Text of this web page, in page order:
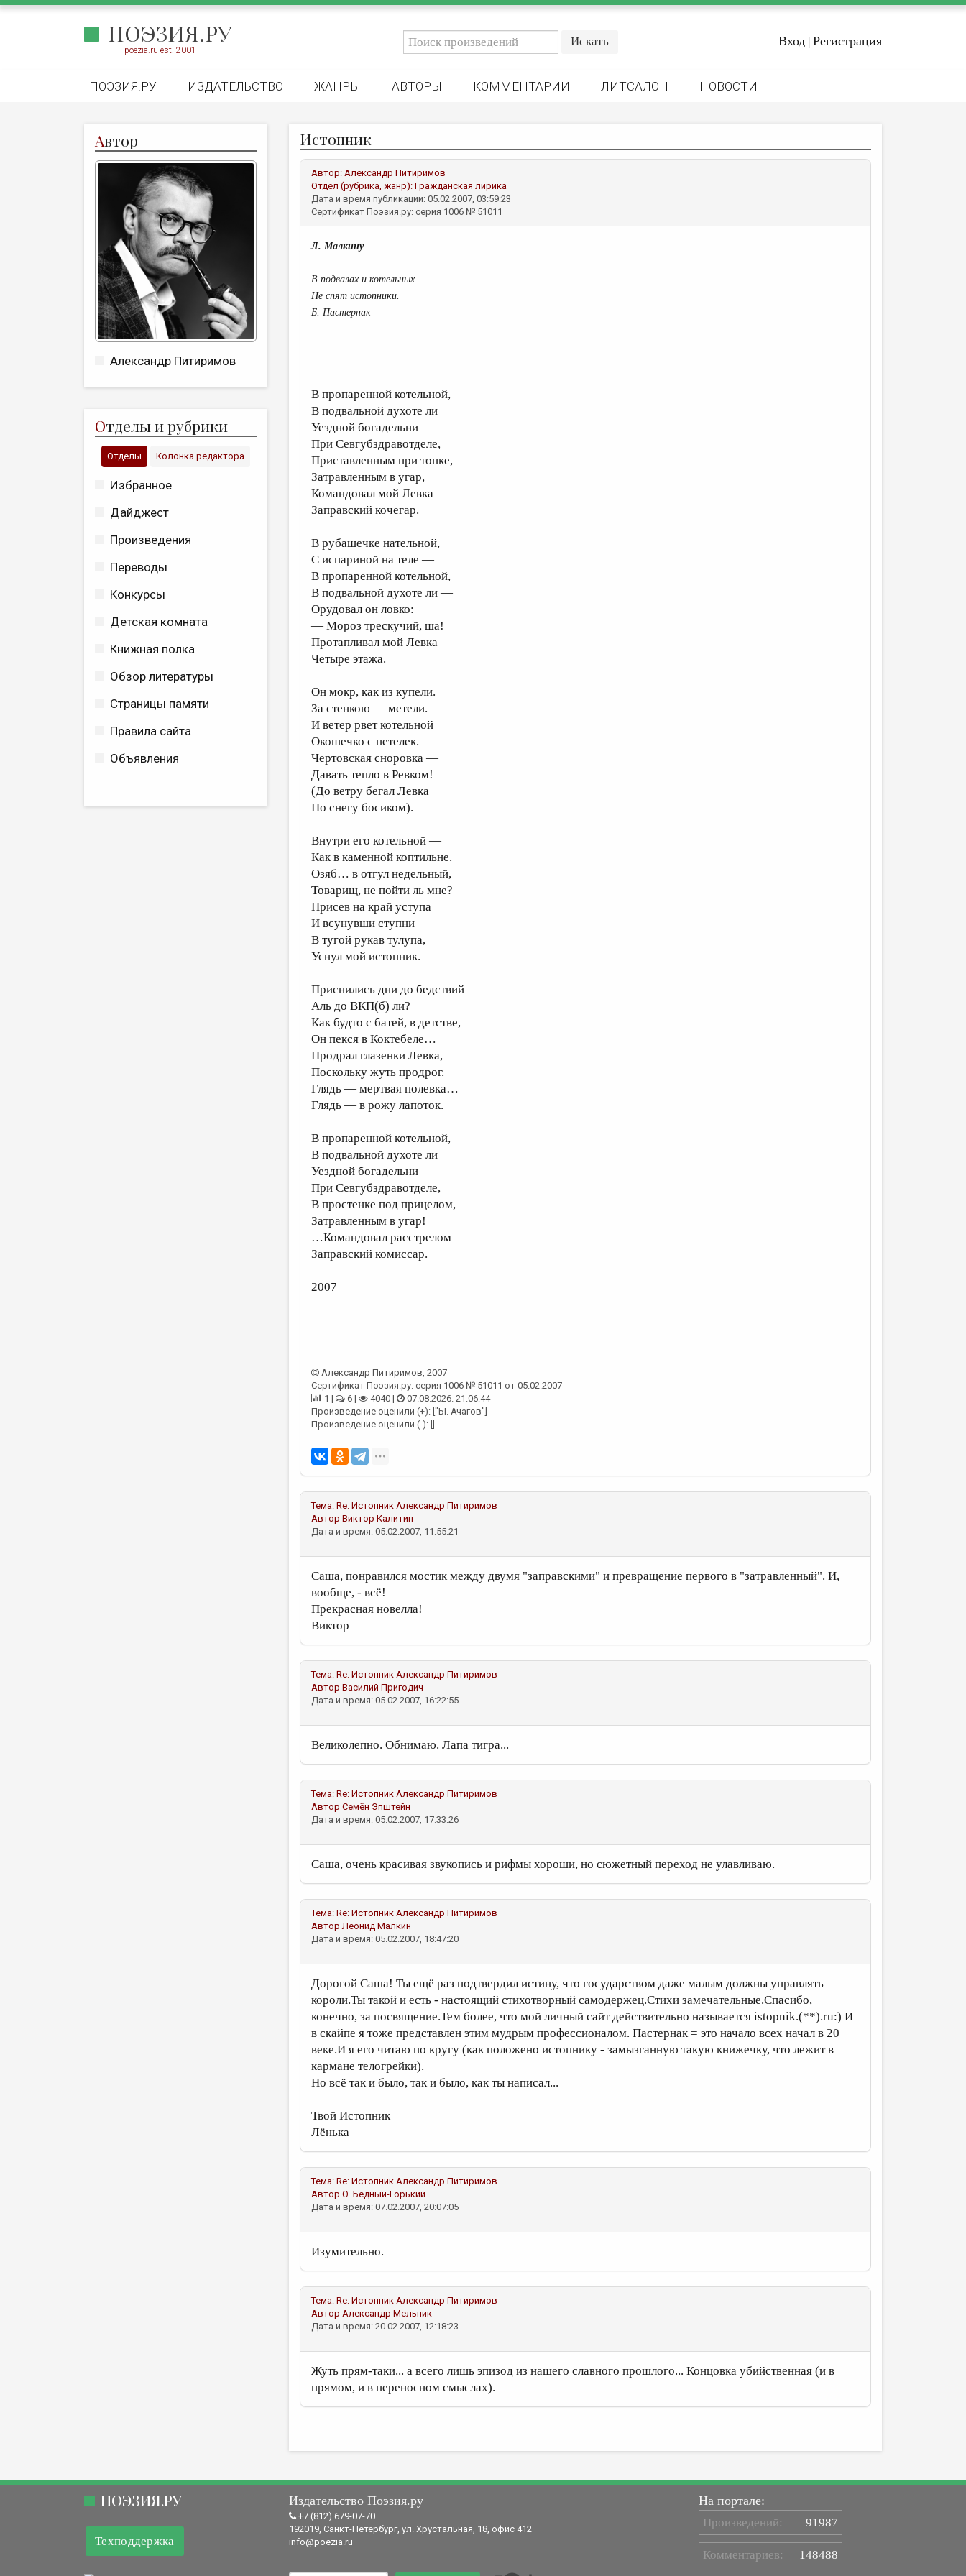
ПОЭЗИЯ.РУ
poezia.ru est. 2001
Вход | Регистрация
ПОЭЗИЯ.РУ ИЗДАТЕЛЬСТВО ЖАНРЫ АВТОРЫ КОММЕНТАРИИ ЛИТСАЛОН НОВОСТИ
Автор
Александр Питиримов
Отделы и рубрики
Отделы Колонка редактора
Избранное
Дайджест
Произведения
Переводы
Конкурсы
Детская комната
Книжная полка
Обзор литературы
Страницы памяти
Правила сайта
Объявления
Истопник
Автор: Александр Питиримов
Отдел (рубрика, жанр): Гражданская лирика
Дата и время публикации: 05.02.2007, 03:59:23
Сертификат Поэзия.ру: серия 1006 № 51011
Л. Малкину
В подвалах и котельных
Не спят истопники.
Б. Пастернак
В пропаренной котельной,
В подвальной духоте ли
Уездной богадельни
При Севгубздравотделе,
Приставленным при топке,
Затравленным в угар,
Командовал мой Левка —
Заправский кочегар.
В рубашечке нательной,
С испариной на теле —
В пропаренной котельной,
В подвальной духоте ли —
Орудовал он ловко:
— Мороз трескучий, ша!
Протапливал мой Левка
Четыре этажа.
Он мокр, как из купели.
За стенкою — метели.
И ветер рвет котельной
Окошечко с петелек.
Чертовская сноровка —
Давать тепло в Ревком!
(До ветру бегал Левка
По снегу босиком).
Внутри его котельной —
Как в каменной коптильне.
Озяб… в отгул недельный,
Товарищ, не пойти ль мне?
Присев на край уступа
И всунувши ступни
В тугой рукав тулупа,
Уснул мой истопник.
Приснились дни до бедствий
Аль до ВКП(б) ли?
Как будто с батей, в детстве,
Он пекся в Коктебеле…
Продрал глазенки Левка,
Поскольку жуть продрог.
Глядь — мертвая полевка…
Глядь — в рожу лапоток.
В пропаренной котельной,
В подвальной духоте ли
Уездной богадельни
При Севгубздравотделе,
В простенке под прицелом,
Затравленным в угар!
…Командовал расстрелом
Заправский комиссар.
2007
Александр Питиримов, 2007
Сертификат Поэзия.ру: серия 1006 № 51011 от 05.02.2007
1 |
6 | 4040 |
07.08.2026. 21:06:44
Произведение оценили (+): ["Ы. Ачагов"]
Произведение оценили (-): []
Тема: Re: Истопник Александр Питиримов
Автор Виктор Калитин
Дата и время: 05.02.2007, 11:55:21
Саша, понравился мостик между двумя "заправскими" и превращение первого в "затравленный". И,
вообще, - всё!
Прекрасная новелла!
Виктор
Тема: Re: Истопник Александр Питиримов
Автор Василий Пригодич
Дата и время: 05.02.2007, 16:22:55
Великолепно. Обнимаю. Лапа тигра...
Тема: Re: Истопник Александр Питиримов
Автор Семён Эпштейн
Дата и время: 05.02.2007, 17:33:26
Саша, очень красивая звукопись и рифмы хороши, но сюжетный переход не улавливаю.
Тема: Re: Истопник Александр Питиримов
АвторЛеонид Малкин
Дата и время: 05.02.2007, 18:47:20
Дорогой Саша! Ты ещё раз подтвердил истину, что государством даже малым должны управлять
короли.Ты такой и есть - настоящий стихотворный самодержец.Стихи замечательные.Спасибо,
конечно, за посвящение.Тем более, что мой личный сайт действительно называется istopnik.(**).ru:) И
в скайпе я тоже представлен этим мудрым профессионалом. Пастернак = это начало всех начал в 20
веке.И я его читаю по кругу (как положено истопнику - замызганную такую книжечку, что лежит в
кармане телогрейки).
Но всё так и было, так и было, как ты написал...
Твой Истопник
Лёнька
Тема: Re: Истопник Александр Питиримов
Автор О. Бедный-Горький
Дата и время: 07.02.2007, 20:07:05
Изумительно.
Тема: Re: Истопник Александр Питиримов
Автор Александр Мельник
Дата и время: 20.02.2007, 12:18:23
Жуть прям-таки... а всего лишь эпизод из нашего славного прошлого... Концовка убийственная (и в
прямом, и в переносном смыслах).
ПОЭЗИЯ.РУ
Техподдержка
Издательство Поэзия.ру
+7 (812) 679-07-70
192019, Санкт-Петербург, ул. Хрустальная, 18, офис 412
info@poezia.ru
На портале:
Произведений: 91987
Комментариев: 148488